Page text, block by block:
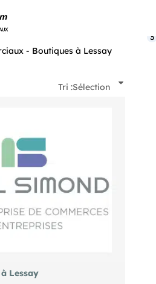
- Boutiques à Lessay
3
Tri :Sélection
Lessay